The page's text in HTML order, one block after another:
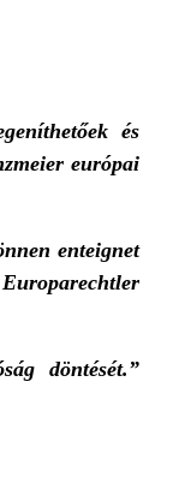
és
európai
enteignet
döntését.”